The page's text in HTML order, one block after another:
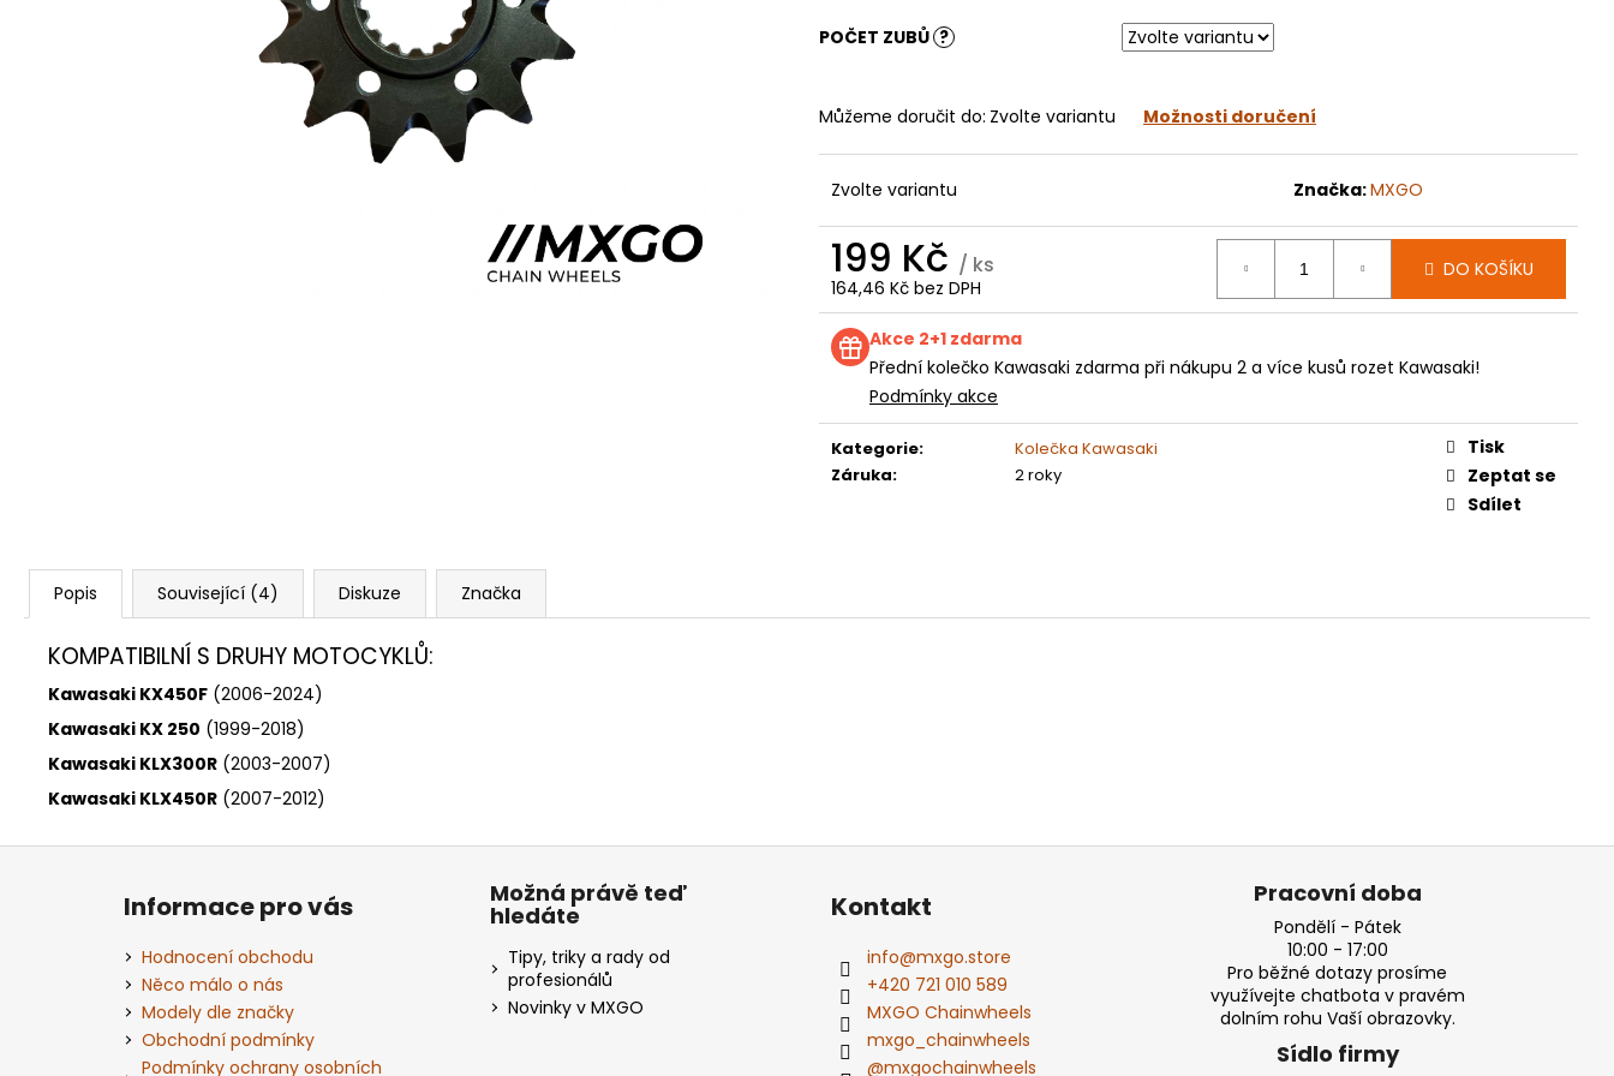
POČET ZUBŮ ?
Můžeme doručit do: Zvolte variantu Možnosti doručení
Zvolte variantu Značka:MXGO
199 Kč / ks
164,46 Kč bez DPH
Měrná
cena:
DO KOŠÍKU
Akce 2+1 zdarma
Přední kolečko Kawasaki zdarma při nákupu 2 a více kusů rozet Kawasaki!
Podmínky akce
Kategorie:
Kolečka Kawasaki
Záruka: 2 roky
Tisk
Zeptat se
Sdílet
Popis Související (4) Diskuze Značka
KOMPATIBILNÍ S DRUHY MOTOCYKLŮ:
Kawasaki KX450F (2006-2024)
Kawasaki KX 250 (1999-2018)
Kawasaki KLX300R (2003-2007)
Kawasaki KLX450R (2007-2012)
KOLEČKO FANTIC XXF 450 (22-24) E427
KOLEČKO FANTIC XXF 250 (22-24) E250
199 Kč
199 Kč
Z
Informace pro vás
Hodnocení obchodu
Něco málo o nás
Modely dle značky
Obchodní podmínky
Podmínky ochrany osobních
Možná právě teď
hledáte
Tipy, triky a rady od
profesionálů
Novinky v MXGO
Kontakt
info@mxgo.store
+420 721 010 589
MXGO Chainwheels
mxgo_chainwheels
@mxgochainwheels
Pracovní doba
Pondělí - Pátek
10:00 - 17:00
Pro běžné dotazy prosíme
využívejte chatbota v pravém
dolním rohu Vaší obrazovky.
Sídlo firmy